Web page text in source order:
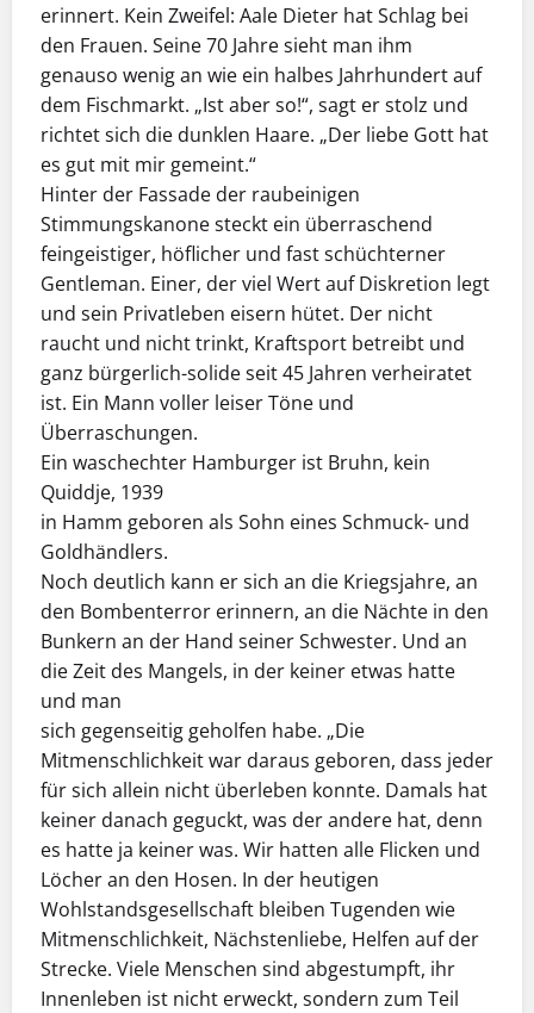
erinnert. Kein Zweifel: Aale Dieter hat Schlag bei
den Frauen. Seine 70 Jahre sieht man ihm
genauso wenig an wie ein halbes Jahrhundert auf
dem Fischmarkt. „Ist aber so!“, sagt er stolz und
richtet sich die dunklen Haare. „Der liebe Gott hat
es gut mit mir gemeint.“
Hinter der Fassade der raubeinigen
Stimmungskanone steckt ein überraschend
feingeistiger, höflicher und fast schüchterner
Gentleman. Einer, der viel Wert auf Diskretion legt
und sein Privatleben eisern hütet. Der nicht
raucht und nicht trinkt, Kraftsport betreibt und
ganz bürgerlich-solide seit 45 Jahren verheiratet
ist. Ein Mann voller leiser Töne und
Überraschungen.
Ein waschechter Hamburger ist Bruhn, kein
Quiddje, 1939
in Hamm geboren als Sohn eines Schmuck- und
Goldhändlers.
Noch deutlich kann er sich an die Kriegsjahre, an
den Bombenterror erinnern, an die Nächte in den
Bunkern an der Hand seiner Schwes­ter. Und an
die Zeit des Mangels, in der keiner etwas hatte
und man
sich gegenseitig geholfen habe. „Die
Mitmenschlichkeit war daraus geboren, dass jeder
für sich allein nicht überleben konnte. Damals hat
keiner danach geguckt, was der andere hat, denn
es hatte ja keiner was. Wir hatten alle Flicken und
Löcher an den Hosen. In der heutigen
Wohlstandsgesellschaft bleiben Tugenden wie
Mitmenschlichkeit, Nächstenliebe, Helfen auf der
Strecke. Viele Menschen sind abgestumpft, ihr
Innenleben ist nicht erweckt, sondern zum Teil